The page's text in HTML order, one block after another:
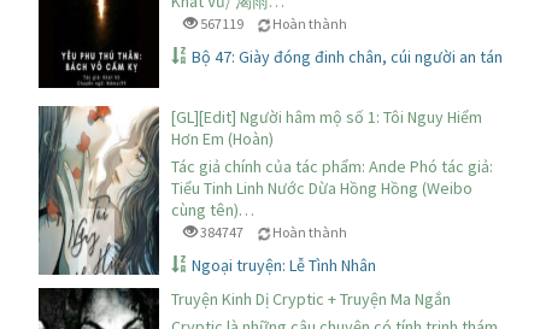
567119 Hoàn thành
Bộ 47: Giày đóng đinh chân, cúi người an táng
[GL][Edit] Người hâm mộ số 1: Tôi Nguy Hiểm
Hơn Em (Hoàn)
Tác giả chính của tác phẩm: Ande Phó tác giả:
Tiểu Tinh Linh Nước Dừa Hồng Hồng (Weibo
cùng tên)…
384747 Hoàn thành
Ngoại truyện: Lễ Tình Nhân
Truyện Kinh Dị Cryptic + Truyện Ma Ngắn